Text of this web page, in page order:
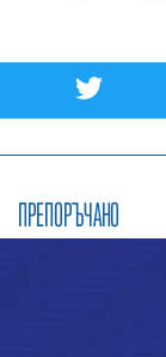
ПРЕПОРЪЧАНО